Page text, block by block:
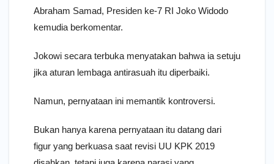
Abraham Samad, Presiden ke-7 RI Joko Widodo
kemudia berkomentar.
Jokowi secara terbuka menyatakan bahwa ia setuju
jika aturan lembaga antirasuah itu diperbaiki.
Namun, pernyataan ini memantik kontroversi.
Bukan hanya karena pernyataan itu datang dari
figur yang berkuasa saat revisi UU KPK 2019